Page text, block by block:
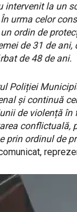
intervenit la un
urma celor
ordin de
de 31 de
de 48 de ani.
Poliției
și continuă
de violență în
conflictuală,
prin ordinul de